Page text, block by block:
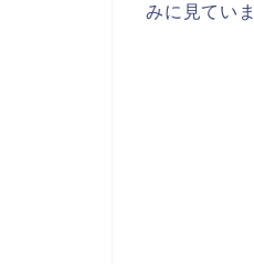
みに見ていま